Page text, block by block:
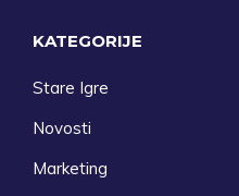
KATEGORIJE
Stare Igre
Novosti
Marketing